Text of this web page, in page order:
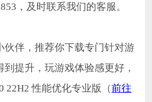
，及时联系我们的客服。
伴，推荐你下载专门针对游
提升，玩游戏体验感更好，
22H2 性能优化专业版（前往